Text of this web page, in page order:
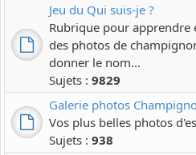
Jeu du Qui suis-je ?
Rubrique pour apprendre
des photos de
donner le nom...
Sujets : 9829
Galerie photos
Vos plus belles photos
Sujets : 938